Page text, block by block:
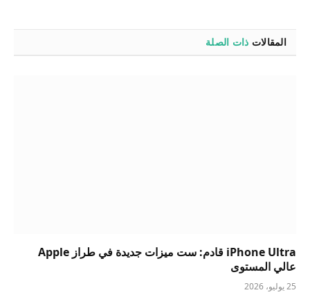
المقالات ذات الصلة
iPhone Ultra قادم: ست ميزات جديدة في طراز Apple
عالي المستوى
25 يوليو، 2026